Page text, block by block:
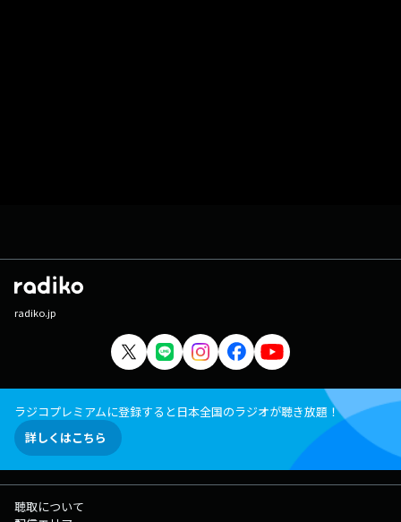
radiko.jp
ラジコプレミアムに登録すると日本全国のラジオが聴き放題！
詳しくはこちら
聴取について